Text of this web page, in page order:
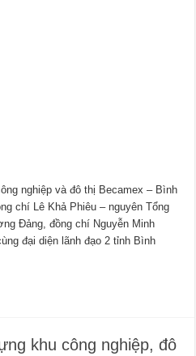
nghiệp và đô thị Becamex – Bình
chí Lê Khả Phiêu – nguyên Tổng
Đảng, đồng chí Nguyễn Minh
đại diện lãnh đạo 2 tỉnh Bình
khu công nghiệp, đô